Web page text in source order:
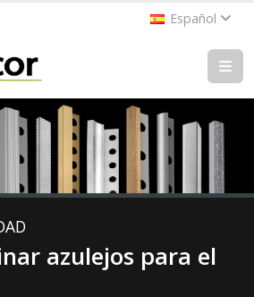
Español
azulejos para el